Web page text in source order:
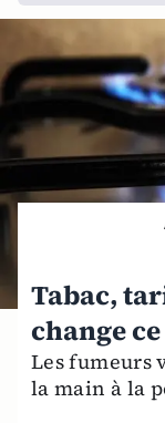
Tabac,
change
Les fumeurs
la main à la